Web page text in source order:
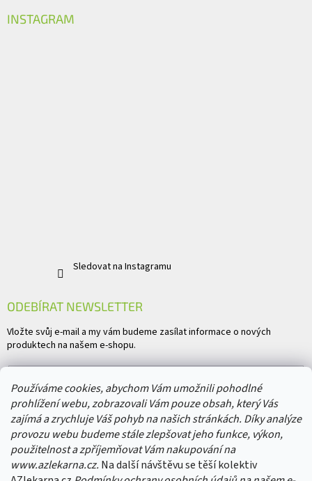
Používáme cookies, abychom Vám umožnili pohodlné
prohlížení webu, zobrazovali Vám pouze obsah, který Vás
zajímá a zrychluje Váš pohyb na našich stránkách. Díky analýze
provozu webu budeme stále zlepšovat jeho funkce, výkon,
použitelnost a zpříjemňovat Vám nakupování na
www.azlekarna.cz. Na další návštěvu se těší kolektiv
INSTAGRAM
Sledovat na Instagramu
ODEBÍRAT NEWSLETTER
Vložte svůj e-mail a my vám budeme zasílat informace o nových
produktech na našem e-shopu.
Vložením e-mailu souhlasíte spodmínkami ochrany osobních údajů
PŘIHLÁSIT SE